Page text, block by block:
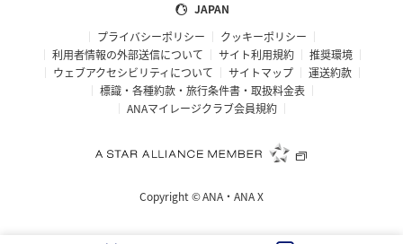
JAPAN
プライバシーポリシー
クッキーポリシー
利用者情報の外部送信について
サイト利用規約
推奨環境
ウェブアクセシビリティについて
サイトマップ
運送約款
標識・各種約款・旅行条件書・取扱料金表
ANAマイレージクラブ会員規約
Copyright ©ANA・ANA X